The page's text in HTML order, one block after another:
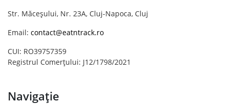
Str. Măceșului, Nr. 23A, Cluj-Napoca, Cluj
Email: contact@eatntrack.ro
CUI: RO39757359
Registrul Comerțului: J12/1798/2021
Navigație